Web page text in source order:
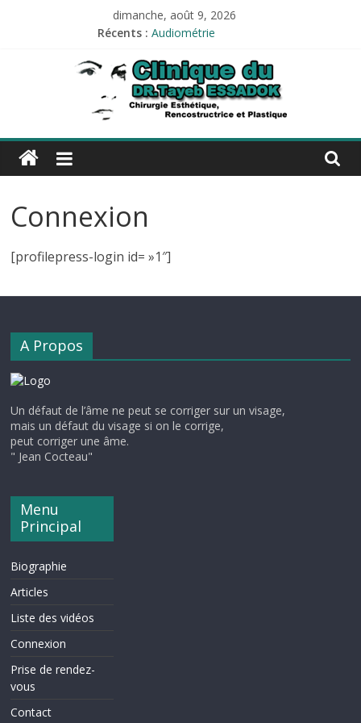
dimanche, août 9, 2026
Récents : Audiométrie
LIPOFILLING
PROTHÈSE AUDITIVE
Tests allergologiques
Esthetique-
alger.com
Esthetique-
Connexion
[profilepress-login id= »1″]
A Propos
Un défaut de l’âme ne peut se corriger sur un visage,
mais un défaut du visage si on le corrige,
peut corriger une âme.
" Jean Cocteau"
Menu
Principal
Biographie
Articles
Liste des vidéos
Connexion
Prise de rendez-
vous
Contact